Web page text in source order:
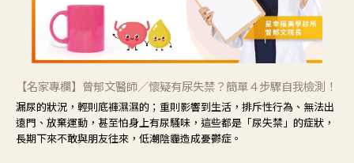
【名家專欄】曾郁文醫師／懷疑有尿失禁？簡單４步驟自我檢測！
漏尿的狀況，輕則底褲濕濕的；重則影響到生活，排斥性行為、無法出
遠門、放棄運動，甚至怕身上有尿騷味，這些都是「尿失禁」的症狀，
長期下來不敢與朋友往來，低潮陰霾造成憂鬱症。